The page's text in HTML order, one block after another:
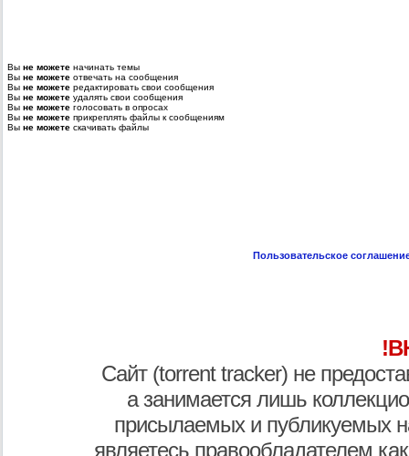
Вы не можете начинать темы
Вы не можете отвечать на сообщения
Вы не можете редактировать свои сообщения
Вы не можете удалять свои сообщения
Вы не можете голосовать в опросах
Вы не можете прикреплять файлы к сообщениям
Вы не можете скачивать файлы
Пользовательское
Сайт (torrent tracker) не
а занимается лишь
присылаемых и публикуемых
являетесь правообладателем